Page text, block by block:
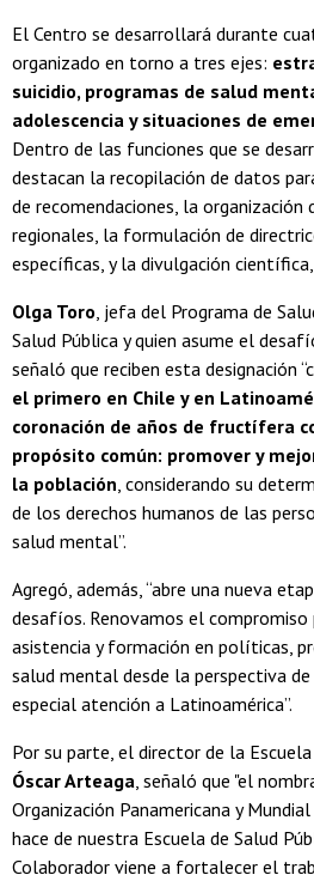
El Centro se desarrollará durante
organizado en torno a tres ejes:
suicidio, programas de salud
adolescencia y situaciones de
Dentro de las funciones que se
destacan la recopilación de datos
de recomendaciones, la organización
regionales, la formulación de
específicas, y la divulgación
Olga Toro, jefa del Programa de
Salud Pública y quien asume el
señaló que reciben esta designación
el primero en Chile y en
coronación de años de fructífera
propósito común: promover y
la población, considerando su
de los derechos humanos de las
salud mental”.
Agregó, además, “abre una nueva
desafíos. Renovamos el
asistencia y formación en políticas,
salud mental desde la perspectiva
especial atención a Latinoamérica”.
Por su parte, el director de la
Óscar Arteaga, señaló que "el
Organización Panamericana y
hace de nuestra Escuela de Salud
Colaborador viene a fortalecer el